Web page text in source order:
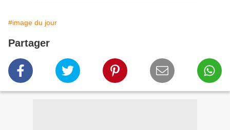
#image du jour
Partager